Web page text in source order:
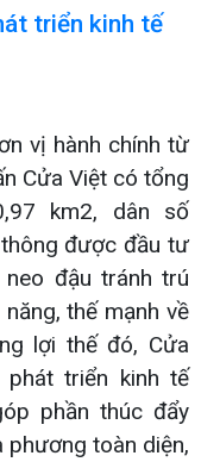
triển kinh tế
vị hành chính từ
Cửa Việt có tổng
km2­, dân số
được đầu tư
đậu tránh trú
thế mạnh về
lợi thế đó, Cửa
triển kinh tế
phần thúc đẩy
phương toàn diện,